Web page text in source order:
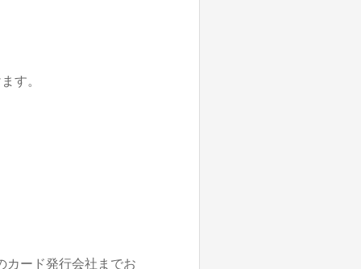
す。
カード発行会社までお